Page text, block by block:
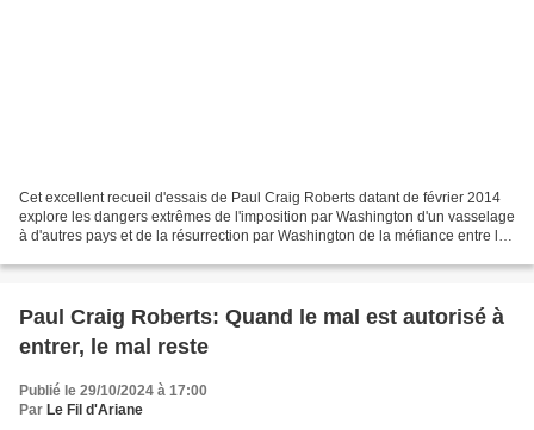
Cet excellent recueil d'essais de Paul Craig Roberts datant de février 2014
explore les dangers extrêmes de l'imposition par Washington d'un vasselage
à d'autres pays et de la résurrection par Washington de la méfiance entre les
Paul Craig Roberts: Quand le mal est autorisé à
entrer, le mal reste
Publié le 29/10/2024 à 17:00
Par Le Fil d'Ariane